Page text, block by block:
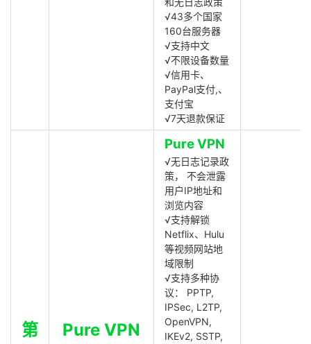
√43多个国家
160台服务器
√支持中文
√不限设备数量
√信用卡、
PayPal支付,、
支付宝
√7天退款保证
第
Pure VPN
Pure VPN
√无日志记录政
策， 不会泄露
用户IP地址和
浏览内容
√支持解锁
Netflix、Hulu
等视频网站地
域限制
√支持多种协
议： PPTP,
IPSec, L2TP,
OpenVPN,
IKEv2, SSTP,